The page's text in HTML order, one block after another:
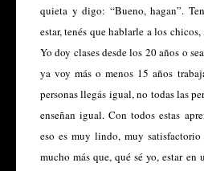
quieta y digo: “Bueno, hagan”.
estar, tenés que hablarle a los
Yo doy clases desde los 20 años o
ya voy más o menos 15 años
personas llegás igual, no todas las
enseñan igual. Con todos estas
eso es muy lindo, muy
mucho más que, qué sé yo, estar